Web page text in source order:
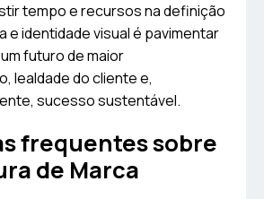
tempo e recursos na definição
e identidade visual é pavimentar
futuro de maior
lealdade do cliente e,
sucesso sustentável.
frequentes sobre
de Marca